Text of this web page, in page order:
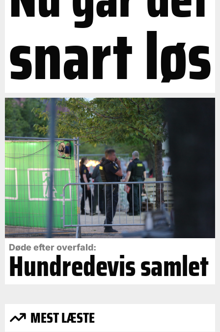
snart løs
Døde efter overfald:
Hundredevis samlet
MEST LÆSTE